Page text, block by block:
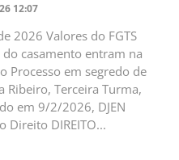
12:07
2026 Valores do FGTS
casamento entram na
Processo em segredo de
Ribeiro, Terceira Turma,
em 9/2/2026, DJEN
Direito DIREITO...